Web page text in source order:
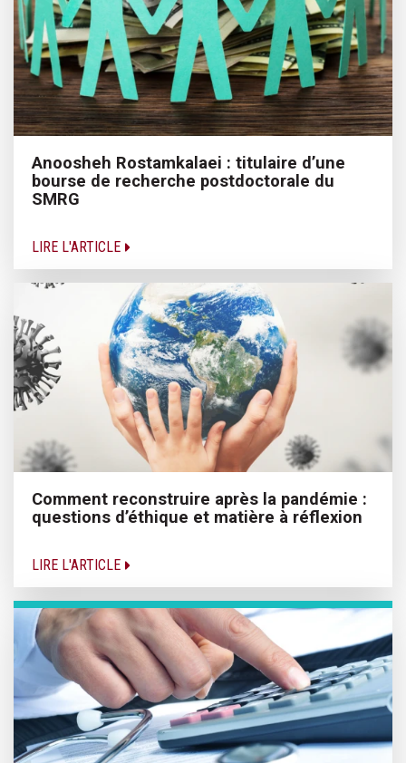
Anoosheh Rostamkalaei : titulaire d’une
bourse de recherche postdoctorale du
SMRG
LIRE L'ARTICLE
Comment reconstruire après la pandémie :
questions d’éthique et matière à réflexion
LIRE L'ARTICLE